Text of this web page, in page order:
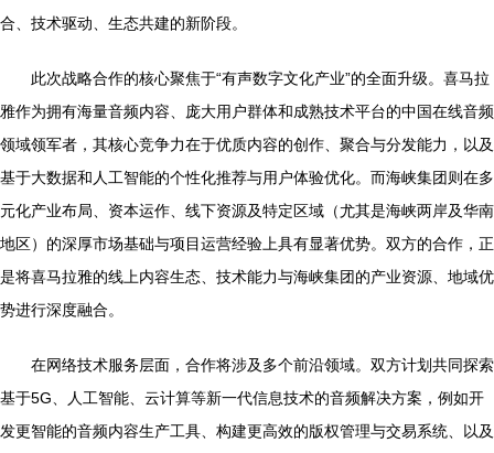
合、技术驱动、生态共建的新阶段。
此次战略合作的核心聚焦于“有声数字文化产业”的全面升级。喜马拉
雅作为拥有海量音频内容、庞大用户群体和成熟技术平台的中国在线音频
领域领军者，其核心竞争力在于优质内容的创作、聚合与分发能力，以及
基于大数据和人工智能的个性化推荐与用户体验优化。而海峡集团则在多
元化产业布局、资本运作、线下资源及特定区域（尤其是海峡两岸及华南
地区）的深厚市场基础与项目运营经验上具有显著优势。双方的合作，正
是将喜马拉雅的线上内容生态、技术能力与海峡集团的产业资源、地域优
势进行深度融合。
在网络技术服务层面，合作将涉及多个前沿领域。双方计划共同探索
基于5G、人工智能、云计算等新一代信息技术的音频解决方案，例如开
发更智能的音频内容生产工具、构建更高效的版权管理与交易系统、以及